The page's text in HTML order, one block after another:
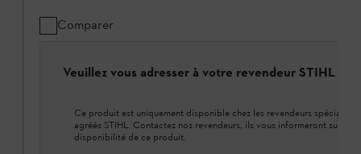
Comparer
Veuillez vous adresser à votre revendeur STIHL
Ce produit est uniquement disponible chez les revendeurs spécialisés
agréés STIHL. Contactez nos revendeurs, ils vous informeront sur la
disponibilité de ce produit.